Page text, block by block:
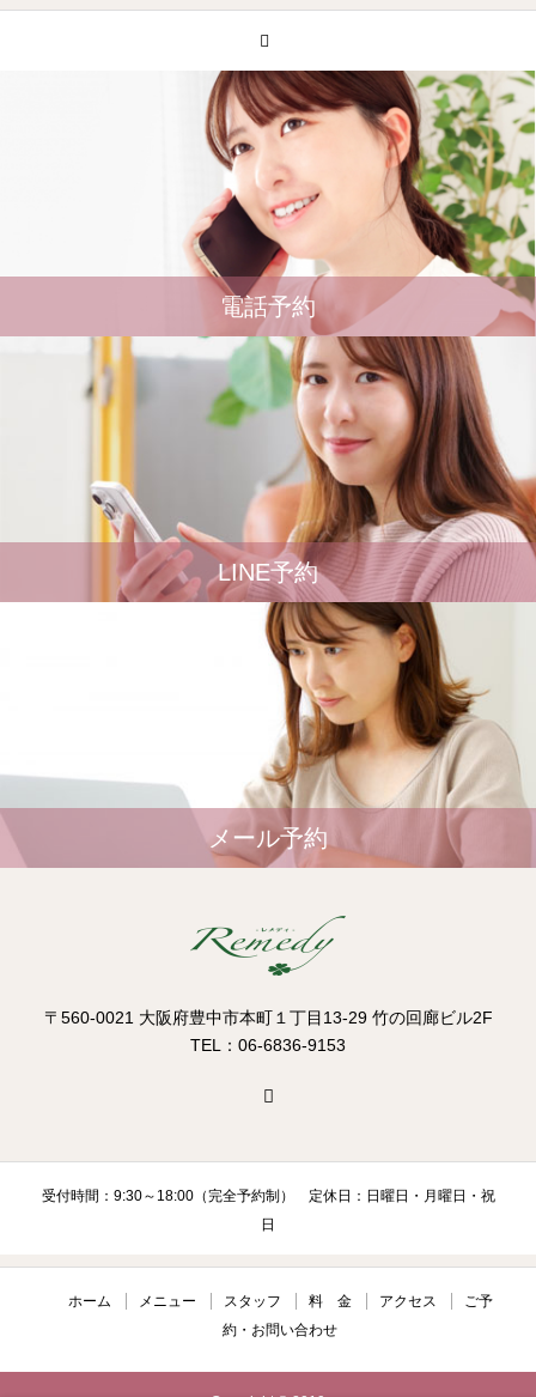
電話予約
LINE予約
メール予約
〒560-0021 大阪府豊中市本町１丁目13-29 竹の回廊ビル2F
TEL：06-6836-9153
受付時間：9:30～18:00（完全予約制） 定休日：日曜日・月曜日・祝
日
ホーム メニュー スタッフ 料 金 アクセス
ご予
約・お問い合わせ